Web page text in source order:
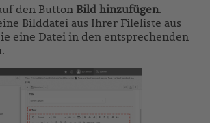
den Button Bild hinzufügen.
Bilddatei aus Ihrer Fileliste aus
eine Datei in den entsprechenden